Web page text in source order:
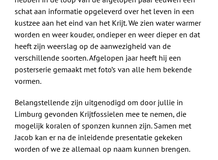
schat aan informatie opgeleverd over het leven in een
kustzee aan het eind van het Krijt. We zien water warmer
worden en weer kouder, ondieper en weer dieper en dat
heeft zijn weerslag op de aanwezigheid van de
verschillende soorten. Afgelopen jaar heeft hij een
posterserie gemaakt met foto’s van alle hem bekende
vormen.
Belangstellende zijn uitgenodigd om door jullie in
Limburg gevonden Krijtfossielen mee te nemen, die
mogelijk koralen of sponzen kunnen zijn. Samen met
Jacob kan er na de inleidende presentatie gekeken
worden of we ze allemaal op naam kunnen brengen.